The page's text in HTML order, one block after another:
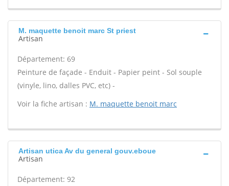
M. maquette benoit marc St priest
Artisan
Département: 69
Peinture de façade - Enduit - Papier peint - Sol souple
(vinyle, lino, dalles PVC, etc) -
Voir la fiche artisan : M. maquette benoit marc
Artisan utica Av du general gouv.eboue
Artisan
Département: 92